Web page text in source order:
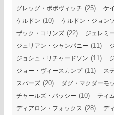
グレッグ・ポポヴィッチ (25) ケ
ケルドン (10) ケルドン・ジョン
ザック・コリンズ (22) ジェレミ
ジュリアン・シャンパニー (11)
ジョシュ・リチャードソン (11)
ジョー・ヴィースカンプ(11) ス
スパーズ (20) ダグ・マクダーモ
チャールズ・バッシー (10) ティ
ディアロン・フォックス (28) デ